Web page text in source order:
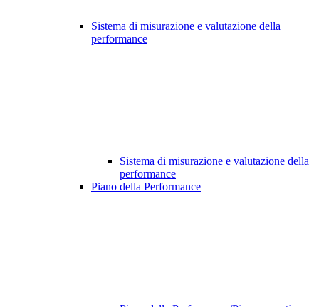
Sistema di misurazione e valutazione della
performance
Sistema di misurazione e valutazione della
performance
Piano della Performance